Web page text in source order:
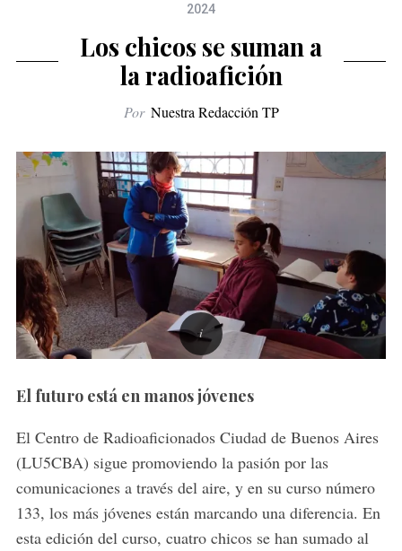
2024
Los chicos se suman a
la radioafición
Por Nuestra Redacción TP
El futuro está en manos jóvenes
El Centro de Radioaficionados Ciudad de Buenos Aires
(LU5CBA) sigue promoviendo la pasión por las
comunicaciones a través del aire, y en su curso número
133, los más jóvenes están marcando una diferencia. En
esta edición del curso, cuatro chicos se han sumado al